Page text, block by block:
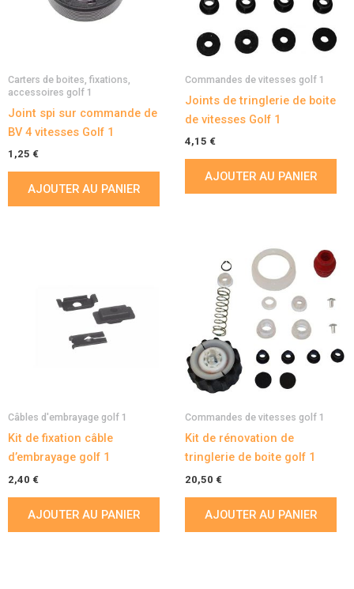
Carters de boites, fixations,
accessoires golf 1
Joint spi sur commande de
BV 4 vitesses Golf 1
1,25 €
AJOUTER AU PANIER
Commandes de vitesses golf 1
Joints de tringlerie de boite
de vitesses Golf 1
4,15 €
AJOUTER AU PANIER
Câbles d'embrayage golf 1
Kit de fixation câble
d’embrayage golf 1
2,40 €
AJOUTER AU PANIER
Commandes de vitesses golf 1
Kit de rénovation de
tringlerie de boite golf 1
20,50 €
AJOUTER AU PANIER